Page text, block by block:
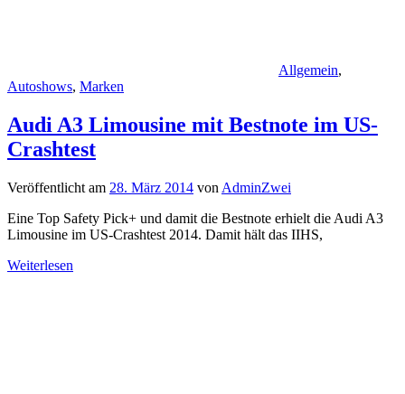
Allgemein,
Autoshows, Marken
Audi A3 Limousine mit Bestnote im US-
Crashtest
Veröffentlicht am 28. März 2014 von AdminZwei
Eine Top Safety Pick+ und damit die Bestnote erhielt die Audi A3
Limousine im US-Crashtest 2014. Damit hält das IIHS,
Weiterlesen